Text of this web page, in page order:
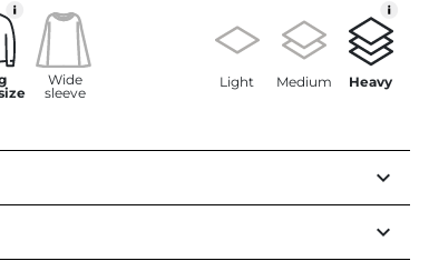
Wide
sleeve
Light Medium Heavy
keyboard_arrow_down
keyboard_arrow_down